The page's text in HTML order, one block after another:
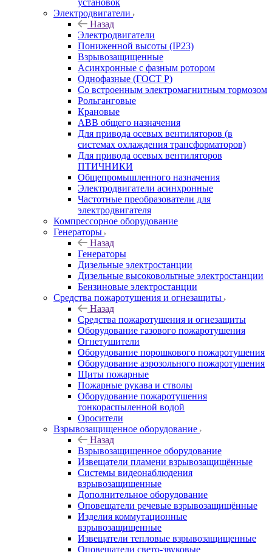
установок
Электродвигатели
Назад
Электродвигатели
Пониженной высоты (IP23)
Взрывозащищенные
Асинхронные с фазным ротором
Однофазные (ГОСТ Р)
Со встроенным электромагнитным тормозом
Рольганговые
Крановые
АВВ общего назначения
Для привода осевых вентиляторов (в
системах охлаждения трансформаторов)
Для привода осевых вентиляторов
ПТИЧНИКИ
Общепромышленного назначения
Электродвигатели асинхронные
Частотные преобразователи для
электродвигателя
Компрессорное оборудование
Генераторы
Назад
Генераторы
Дизельные электростанции
Дизельные высоковольтные электростанции
Бензиновые электростанции
Средства пожаротушения и огнезащиты
Назад
Средства пожаротушения и огнезащиты
Оборудование газового пожаротушения
Огнетушители
Оборудование порошкового пожаротушения
Оборудование аэрозольного пожаротушения
Щиты пожарные
Пожарные рукава и стволы
Оборудование пожаротушения
тонкораспыленной водой
Оросители
Взрывозащищенное оборудование
Назад
Взрывозащищенное оборудование
Извещатели пламени взрывозащищённые
Системы видеонаблюдения
взрывозащищенные
Дополнительное оборудование
Оповещатели речевые взрывозащищённые
Изделия коммутационные
взрывозащищенные
Извещатели тепловые взрывозащищенные
Оповещатели свето-звуковые